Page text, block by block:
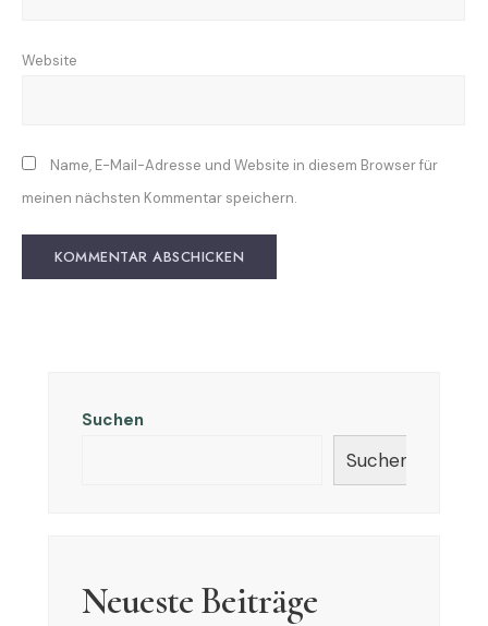
Website
Name, E-Mail-Adresse und Website in diesem Browser für
meinen nächsten Kommentar speichern.
Suchen
Suchen
Neueste Beiträge